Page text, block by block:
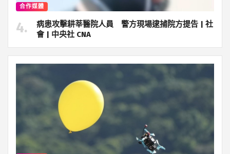
合作媒體
病患攻擊耕莘醫院人員 警方現場逮捕院方提告 | 社
會 | 中央社 CNA